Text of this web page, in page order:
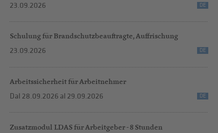
23.09.2026
DE
Schulung für Brandschutzbeauftragte, Auffrischung
23.09.2026
DE
Arbeitssicherheit für Arbeitnehmer
Dal 28.09.2026 al 29.09.2026 DE
Zusatzmodul LDAS für Arbeitgeber - 8 Stunden